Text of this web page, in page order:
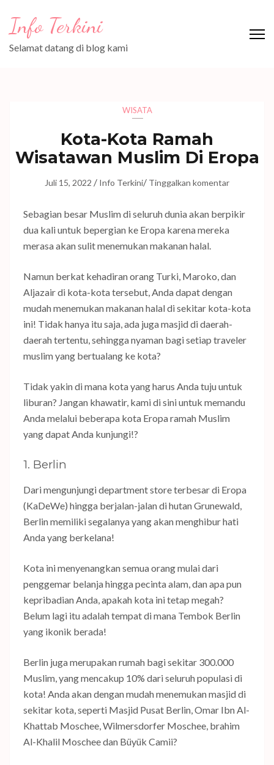
konten
(Tekan
Info Terkini
Selamat datang di blog kami
WISATA
Kota-Kota Ramah
Wisatawan Muslim Di Eropa
Juli 15, 2022 / Info Terkini/ Tinggalkan komentar
Sebagian besar Muslim di seluruh dunia akan berpikir
dua kali untuk bepergian ke Eropa karena mereka
merasa akan sulit menemukan makanan halal.
Namun berkat kehadiran orang Turki, Maroko, dan
Aljazair di kota-kota tersebut, Anda dapat dengan
mudah menemukan makanan halal di sekitar kota-kota
ini! Tidak hanya itu saja, ada juga masjid di daerah-
daerah tertentu, sehingga nyaman bagi setiap traveler
muslim yang bertualang ke kota?
Tidak yakin di mana kota yang harus Anda tuju untuk
liburan? Jangan khawatir, kami di sini untuk memandu
Anda melalui beberapa kota Eropa ramah Muslim
yang dapat Anda kunjungi!?
1. Berlin
Dari mengunjungi department store terbesar di Eropa
(KaDeWe) hingga berjalan-jalan di hutan Grunewald,
Berlin memiliki segalanya yang akan menghibur hati
Anda yang berkelana!
Kota ini menyenangkan semua orang mulai dari
penggemar belanja hingga pecinta alam, dan apa pun
kepribadian Anda, apakah kota ini tetap megah?
Belum lagi itu adalah tempat di mana Tembok Berlin
yang ikonik berada!
Berlin juga merupakan rumah bagi sekitar 300.000
Muslim, yang mencakup 10% dari seluruh populasi di
kota! Anda akan dengan mudah menemukan masjid di
sekitar kota, seperti Masjid Pusat Berlin, Omar Ibn Al-
Khattab Moschee, Wilmersdorfer Moschee, brahim
Al-Khalil Moschee dan Büyük Camii?